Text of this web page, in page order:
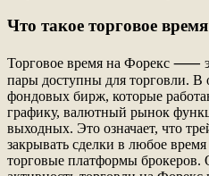
Что такое торговое
Торговое время на Форекс ⸺
пары доступны для торговли. В
фондовых бирж, которые
графику, валютный рынок
выходных. Это означает, что
закрывать сделки в любое
торговые платформы брокеров.